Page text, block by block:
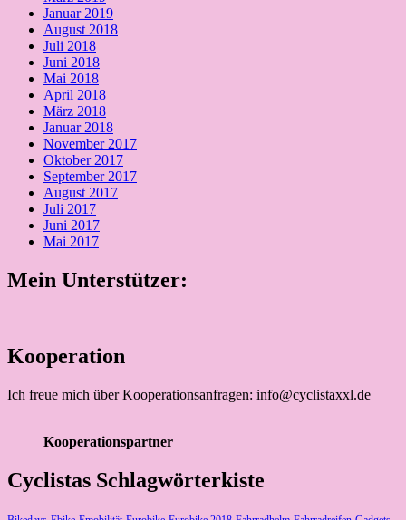
Januar 2019
August 2018
Juli 2018
Juni 2018
Mai 2018
April 2018
März 2018
Januar 2018
November 2017
Oktober 2017
September 2017
August 2017
Juli 2017
Juni 2017
Mai 2017
Mein Unterstützer:
Kooperation
Ich freue mich über Kooperationsanfragen: info@cyclistaxxl.de
Kooperationspartner
Cyclistas Schlagwörterkiste